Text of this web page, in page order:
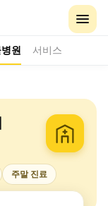
원 서비스
주말 진료